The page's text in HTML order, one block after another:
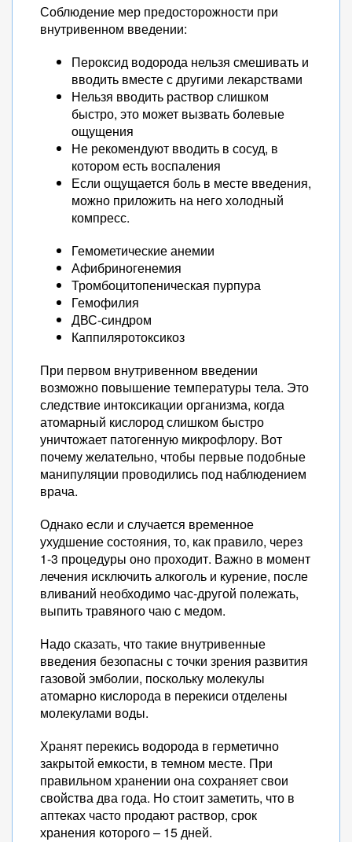
Соблюдение мер предосторожности при
внутривенном введении:
Пероксид водорода нельзя смешивать и
вводить вместе с другими лекарствами
Нельзя вводить раствор слишком
быстро, это может вызвать болевые
ощущения
Не рекомендуют вводить в сосуд, в
котором есть воспаления
Если ощущается боль в месте введения,
можно приложить на него холодный
компресс.
Гемометические анемии
Афибриногенемия
Тромбоцитопеническая пурпура
Гемофилия
ДВС-синдром
Каппиляротоксикоз
При первом внутривенном введении
возможно повышение температуры тела. Это
следствие интоксикации организма, когда
атомарный кислород слишком быстро
уничтожает патогенную микрофлору. Вот
почему желательно, чтобы первые подобные
манипуляции проводились под наблюдением
врача.
Однако если и случается временное
ухудшение состояния, то, как правило, через
1-3 процедуры оно проходит. Важно в момент
лечения исключить алкоголь и курение, после
вливаний необходимо час-другой полежать,
выпить травяного чаю с медом.
Надо сказать, что такие внутривенные
введения безопасны с точки зрения развития
газовой эмболии, поскольку молекулы
атомарно кислорода в перекиси отделены
молекулами воды.
Хранят перекись водорода в герметично
закрытой емкости, в темном месте. При
правильном хранении она сохраняет свои
свойства два года. Но стоит заметить, что в
аптеках часто продают раствор, срок
хранения которого – 15 дней.